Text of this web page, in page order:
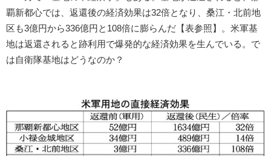
覇新都心では、返還後の経済効果は32倍となり、桑江・北前地
区も3億円から336億円と108倍に膨らんだ【表参照】。米軍基
地は返還されると跡利用で爆発的な経済効果を生んでいる。で
は自衛隊基地はどうなのか？